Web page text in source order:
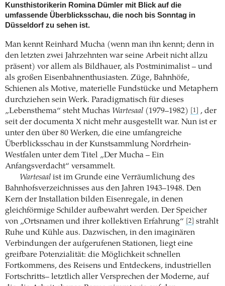
Kunsthistorikerin Romina Dümler mit Blick auf die
umfassende Überblicksschau, die noch bis Sonntag in
Düsseldorf zu sehen ist.
Man kennt Reinhard Mucha (wenn man ihn kennt; denn in
den letzten zwei Jahrzehnten war seine Arbeit nicht allzu
präsent) vor allem als Bildhauer, als Postminimalist – und
als großen Eisenbahnenthusiasten. Züge, Bahnhöfe,
Schienen als Motive, materielle Fundstücke und Metaphern
durchziehen sein Werk. Paradigmatisch für dieses
„Lebensthema“ steht Muchas Wartesaal (1979–1982) [1]
, der
seit der documenta X nicht mehr ausgestellt war. Nun ist er
unter den über 80 Werken, die eine umfangreiche
Überblicksschau in der Kunstsammlung Nordrhein-
Westfalen unter dem Titel „Der Mucha – Ein
Anfangsverdacht“ versammelt.
Wartesaalist im Grunde eine Verräumlichung des
Bahnhofsverzeichnisses aus den Jahren 1943–1948. Den
Kern der Installation bilden Eisenregale, in denen
gleichförmige Schilder aufbewahrt werden. Der Speicher
von „Ortsnamen und ihrer kollektiven Erfahrung“
[2]
strahlt
Ruhe und Kühle aus. Dazwischen, in den imaginären
Verbindungen der aufgerufenen Stationen, liegt eine
greifbare Potenzialität: die Möglichkeit schnellen
Fortkommens, des Reisens und Entdeckens, industriellen
Fortschritts– letztlich aller Versprechen der Moderne, auf